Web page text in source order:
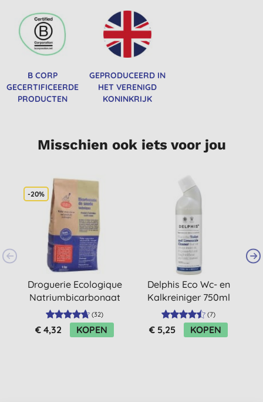
B CORP
GECERTIFICEERDE
PRODUCTEN
GEPRODUCEERD IN
HET VERENIGD
KONINKRIJK
Misschien ook iets voor jou
-20%
Droguerie Ecologique
Natriumbicarbonaat
1kg
(32)
€ 4,32 KOPEN
Delphis Eco Wc- en
Kalkreiniger 750ml
(7)
€ 5,25 KOPEN